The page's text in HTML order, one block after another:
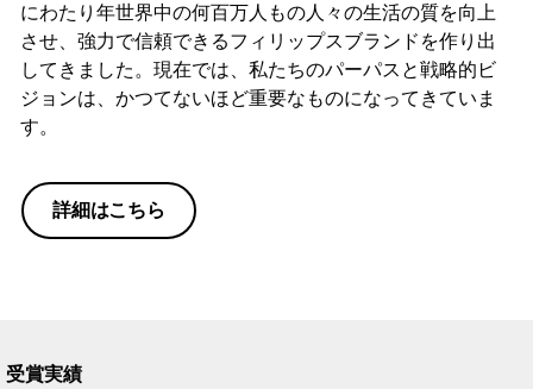
にわたり年世界中の何百万人もの人々の生活の質を向上
させ、強力で信頼できるフィリップスブランドを作り出
してきました。現在では、私たちのパーパスと戦略的ビ
ジョンは、かつてないほど重要なものになってきていま
す。
詳細はこちら
受賞実績